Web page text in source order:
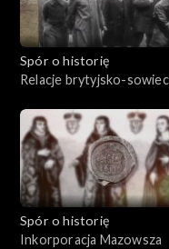
Spór o historię
Relacje brytyjsko-
Spór o historię
Inkorporacja Mazowsza